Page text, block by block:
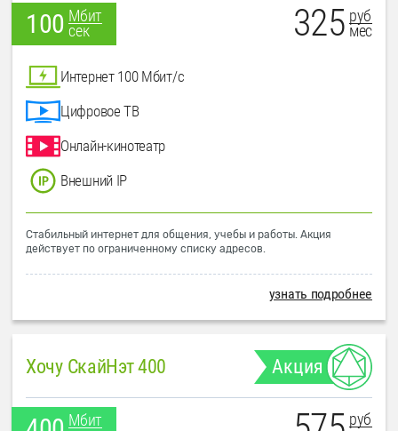
100 Мбит
сек
325 руб
мес
Интернет 100 Мбит/с
Цифровое ТВ
Онлайн-кинотеатр
Внешний IP
Стабильный интернет для общения, учебы и работы. Акция
действует по ограниченному списку адресов.
узнать подробнее
Хочу СкайНэт 400 Акция
Мбит
руб